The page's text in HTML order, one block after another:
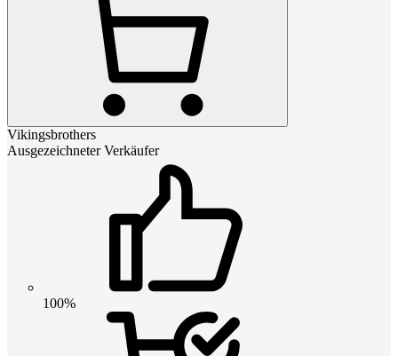
Vikingsbrothers
Ausgezeichneter Verkäufer
100%